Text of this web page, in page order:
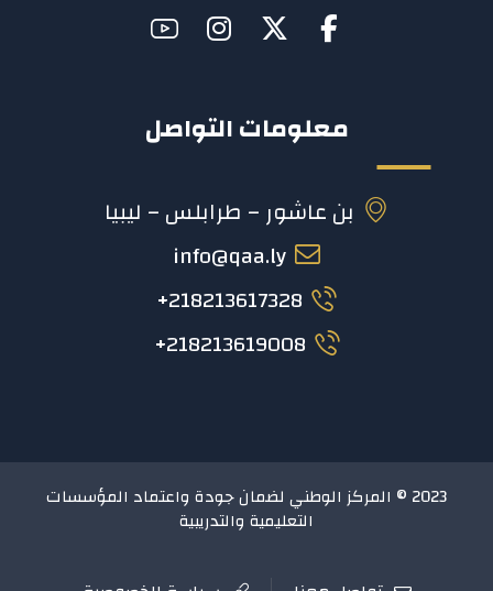
معلومات التواصل
بن عاشور – طرابلس – ليبيا
info@qaa.ly
218213617328+
218213619008+
2023 © المركز الوطني لضمان جودة واعتماد المؤسسات
التعليمية والتدريبية